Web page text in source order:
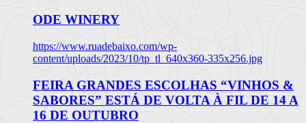
ODE WINERY
https://www.ruadebaixo.com/wp-
content/uploads/2023/10/tp_tl_640x360-335x256.jpg
FEIRA GRANDES ESCOLHAS “VINHOS &
SABORES” ESTÁ DE VOLTA À FIL DE 14 A
16 DE OUTUBRO